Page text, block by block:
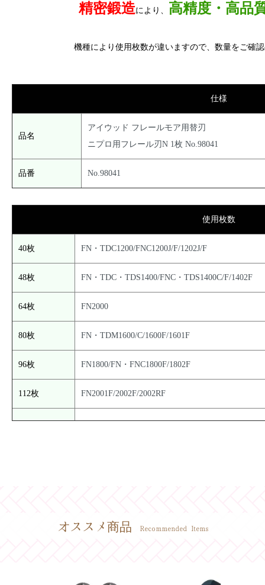
精密鍛造により、 高精度・高品
機種により使用枚数が違いますので、数量をご確
仕様
品名
アイウッド フレールモア用替刃
ニプロ用フレール刃N 1枚 No.98041
品番 No.98041
使用枚数
40枚 FN・TDC1200/FNC1200J/F/1202J/F
48枚 FN・TDC・TDS1400/FNC・TDS1400C/F/1402F
64枚 FN2000
80枚 FN・TDM1600/C/1600F/1601F
96枚 FN1800/FN・FNC1800F/1802F
112枚 FN2001F/2002F/2002RF
オススメ商品 Recommended Items